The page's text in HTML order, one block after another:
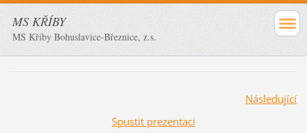
MS KŘÍBY
MS Kříby Bohuslavice-Březnice, z.s.
Následující
Spustit prezentaci